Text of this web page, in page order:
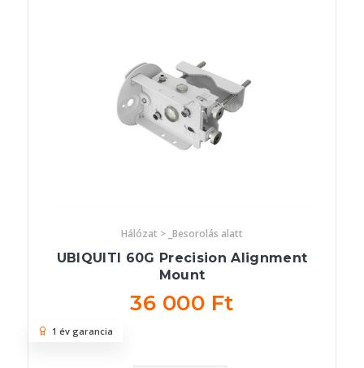
Hálózat > _Besorolás alatt
UBIQUITI 60G Precision Alignment
Mount
36 000 Ft
1 év garancia